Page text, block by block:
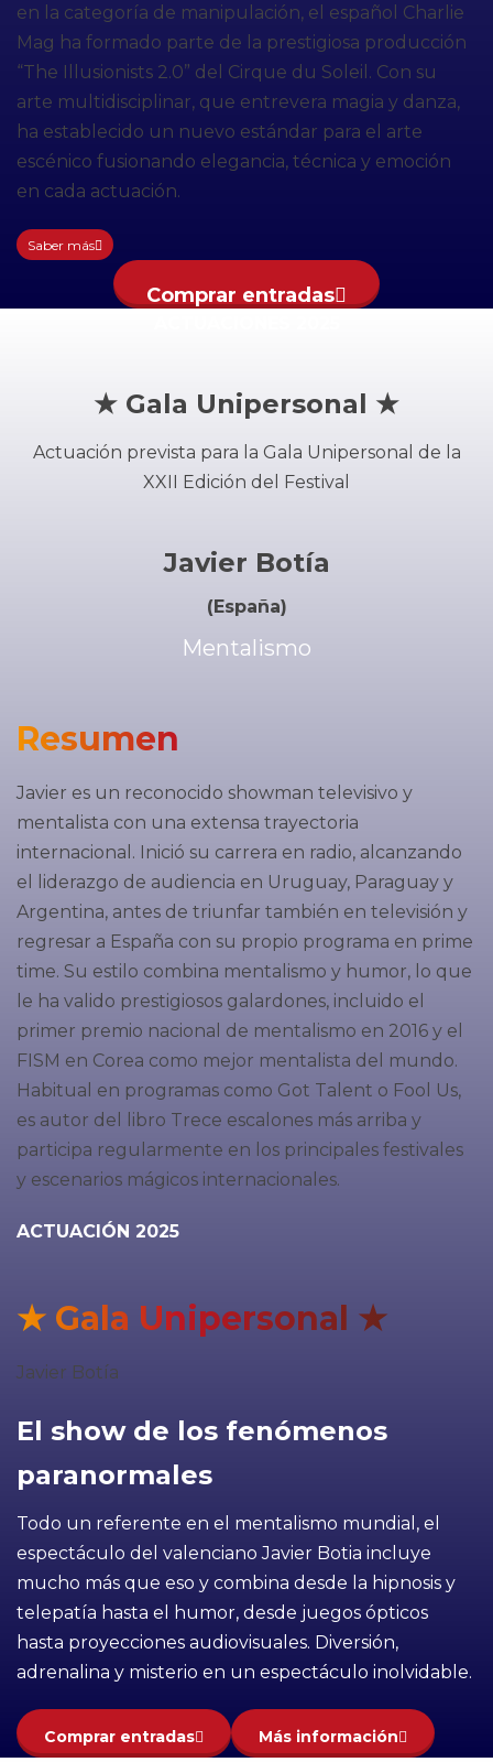
en la categoría de manipulación, el español Charlie
Mag ha formado parte de la prestigiosa producción
“The Illusionists 2.0” del Cirque du Soleil. Con su
arte multidisciplinar, que entrevera magia y danza,
ha establecido un nuevo estándar para el arte
escénico fusionando elegancia, técnica y emoción
en cada actuación.
Saber más
Comprar entradas
★ Gala Unipersonal ★
Actuación prevista para la Gala Unipersonal de la
XXII Edición del Festival
Javier Botía
(España)
Mentalismo
Resumen
Javier es un reconocido showman televisivo y
mentalista con una extensa trayectoria
internacional. Inició su carrera en radio, alcanzando
el liderazgo de audiencia en Uruguay, Paraguay y
Argentina, antes de triunfar también en televisión y
regresar a España con su propio programa en prime
time. Su estilo combina mentalismo y humor, lo que
le ha valido prestigiosos galardones, incluido el
primer premio nacional de mentalismo en 2016 y el
FISM en Corea como mejor mentalista del mundo.
Habitual en programas como Got Talent o Fool Us,
es autor del libro Trece escalones más arriba y
participa regularmente en los principales festivales
y escenarios mágicos internacionales.
ACTUACIÓN 2025
★ Gala Unipersonal ★
Javier Botía
El show de los fenómenos
paranormales
Todo un referente en el mentalismo mundial, el
espectáculo del valenciano Javier Botia incluye
mucho más que eso y combina desde la hipnosis y
telepatía hasta el humor, desde juegos ópticos
hasta proyecciones audiovisuales. Diversión,
adrenalina y misterio en un espectáculo inolvidable.
Comprar entradas Más información